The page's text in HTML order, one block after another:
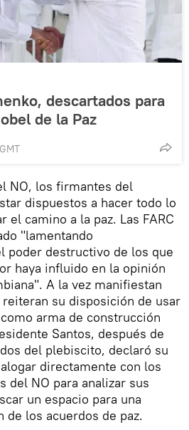
descartados para
de la Paz
NO, los firmantes del
dispuestos a hacer todo lo
el camino a la paz. Las FARC
"lamentando
poder destructivo de los que
haya influido en la opinión
A la vez manifiestan
su disposición de usar
arma de construcción
Santos, después de
del plebiscito, declaró su
directamente con los
del NO para analizar sus
un espacio para una
de los acuerdos de paz.